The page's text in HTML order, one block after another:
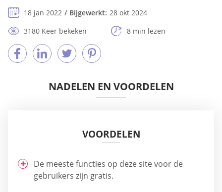
18 jan 2022 Bijgewerkt: 28 okt 2024
3180 Keer bekeken
8 min lezen
NADELEN EN VOORDELEN
VOORDELEN
De meeste functies op deze site voor de
gebruikers zijn gratis.